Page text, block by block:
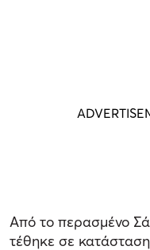
Από το περασμένο
τέθηκε σε